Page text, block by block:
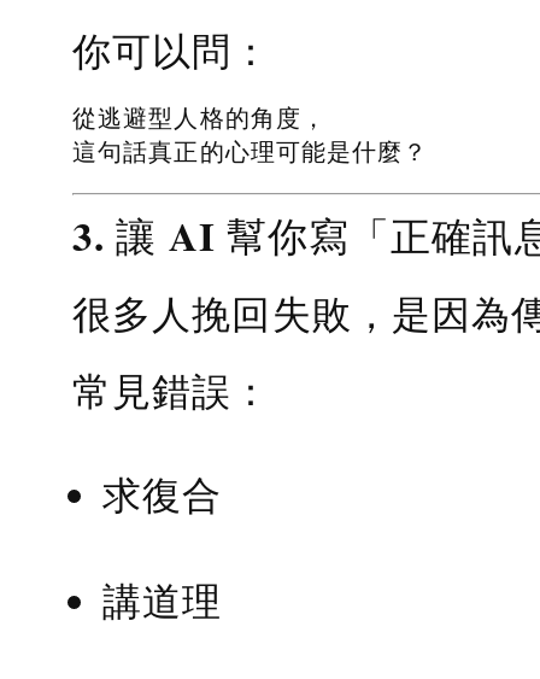
你可以問：
從逃避型人格的角度，
這句話真正的心理可能是什麼？
3. 讓 AI 幫你寫「正確訊
很多人挽回失敗，是因為
常見錯誤：
求復合
講道理